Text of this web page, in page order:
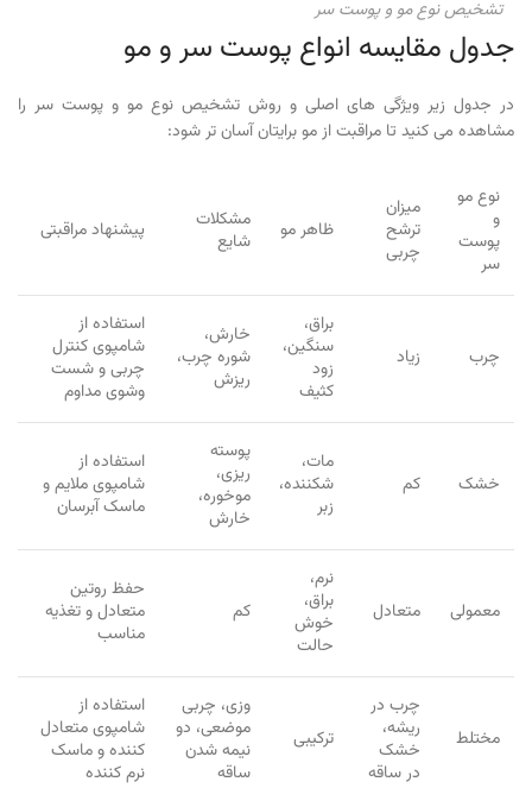
تشخیص نوع مو و پوست سر
جدول مقایسه انواع پوست سر و مو
در جدول زیر ویژگی های اصلی و روش تشخیص نوع مو و پوست سر را
مشاهده می کنید تا مراقبت از مو برایتان آسان تر شود:
نوع مو
و
پوست
سر
میزان
ترشح
چربی
ظاهر مو
مشکلات
شایع
پیشنهاد مراقبتی
چرب زیاد
براق،
سنگین،
زود
کثیف
خارش،
شوره چرب،
ریزش
استفاده از
شامپوی کنترل
چربی و شست
وشوی مداوم
خشک کم
مات،
شکننده،
زبر
پوسته
ریزی،
موخوره،
خارش
استفاده از
شامپوی ملایم و
ماسک آبرسان
معمولی متعادل
نرم،
براق،
خوش
حالت
کم
حفظ روتین
متعادل و تغذیه
مناسب
مختلط
چرب در
ریشه،
خشک
در ساقه
ترکیبی
وزی، چربی
موضعی، دو
نیمه شدن
ساقه
استفاده از
شامپوی متعادل
کننده و ماسک
نرم کننده